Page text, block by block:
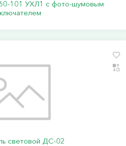
101 УХЛ1 с фото-шумовым
световой ДС-02